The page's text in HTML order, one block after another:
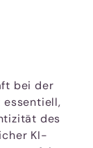
bei der
des
KI-